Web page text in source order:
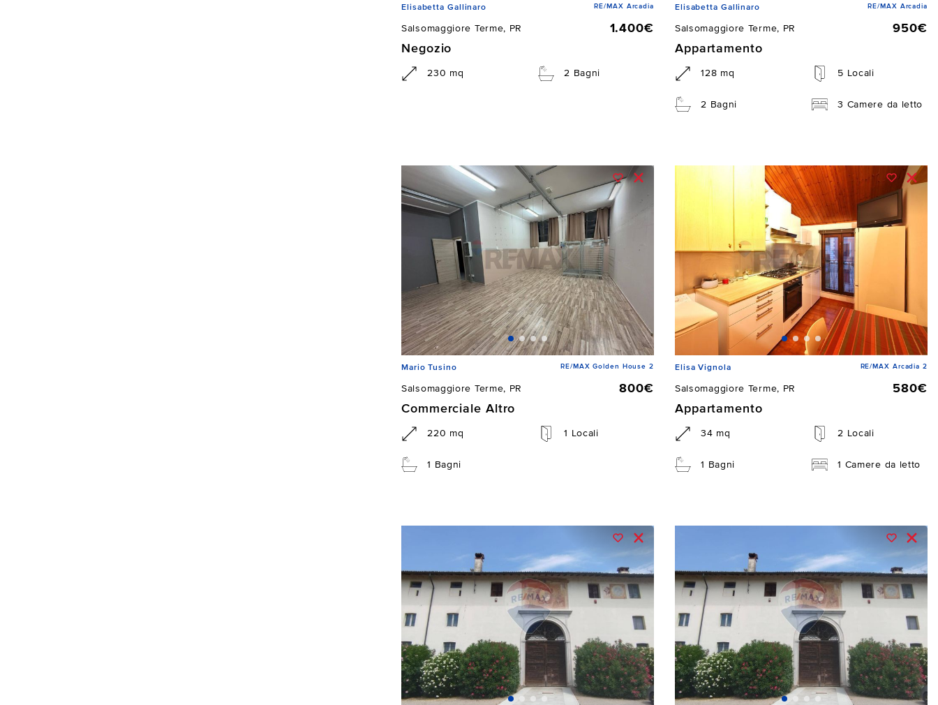
Elisabetta Gallinaro RE/MAX Arcadia
Salsomaggiore Terme, PR
1.400€
Negozio
230 mq 2 Bagni
Elisabetta Gallinaro RE/MAX Arcadia
Salsomaggiore Terme, PR
950€
Appartamento
128 mq 5 Locali
2 Bagni 3 Camere da letto
Mario Tusino RE/MAX Golden House 2
Salsomaggiore Terme, PR
800€
Commerciale Altro
220 mq 1 Locali
1 Bagni
Elisa Vignola RE/MAX Arcadia 2
Salsomaggiore Terme, PR
580€
Appartamento
34 mq 2 Locali
1 Bagni 1 Camere da letto